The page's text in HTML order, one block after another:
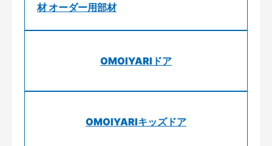
材 オーダー用部材
OMOIYARIドア
OMOIYARIキッズドア